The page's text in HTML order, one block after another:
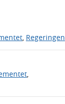
Regeringen
,